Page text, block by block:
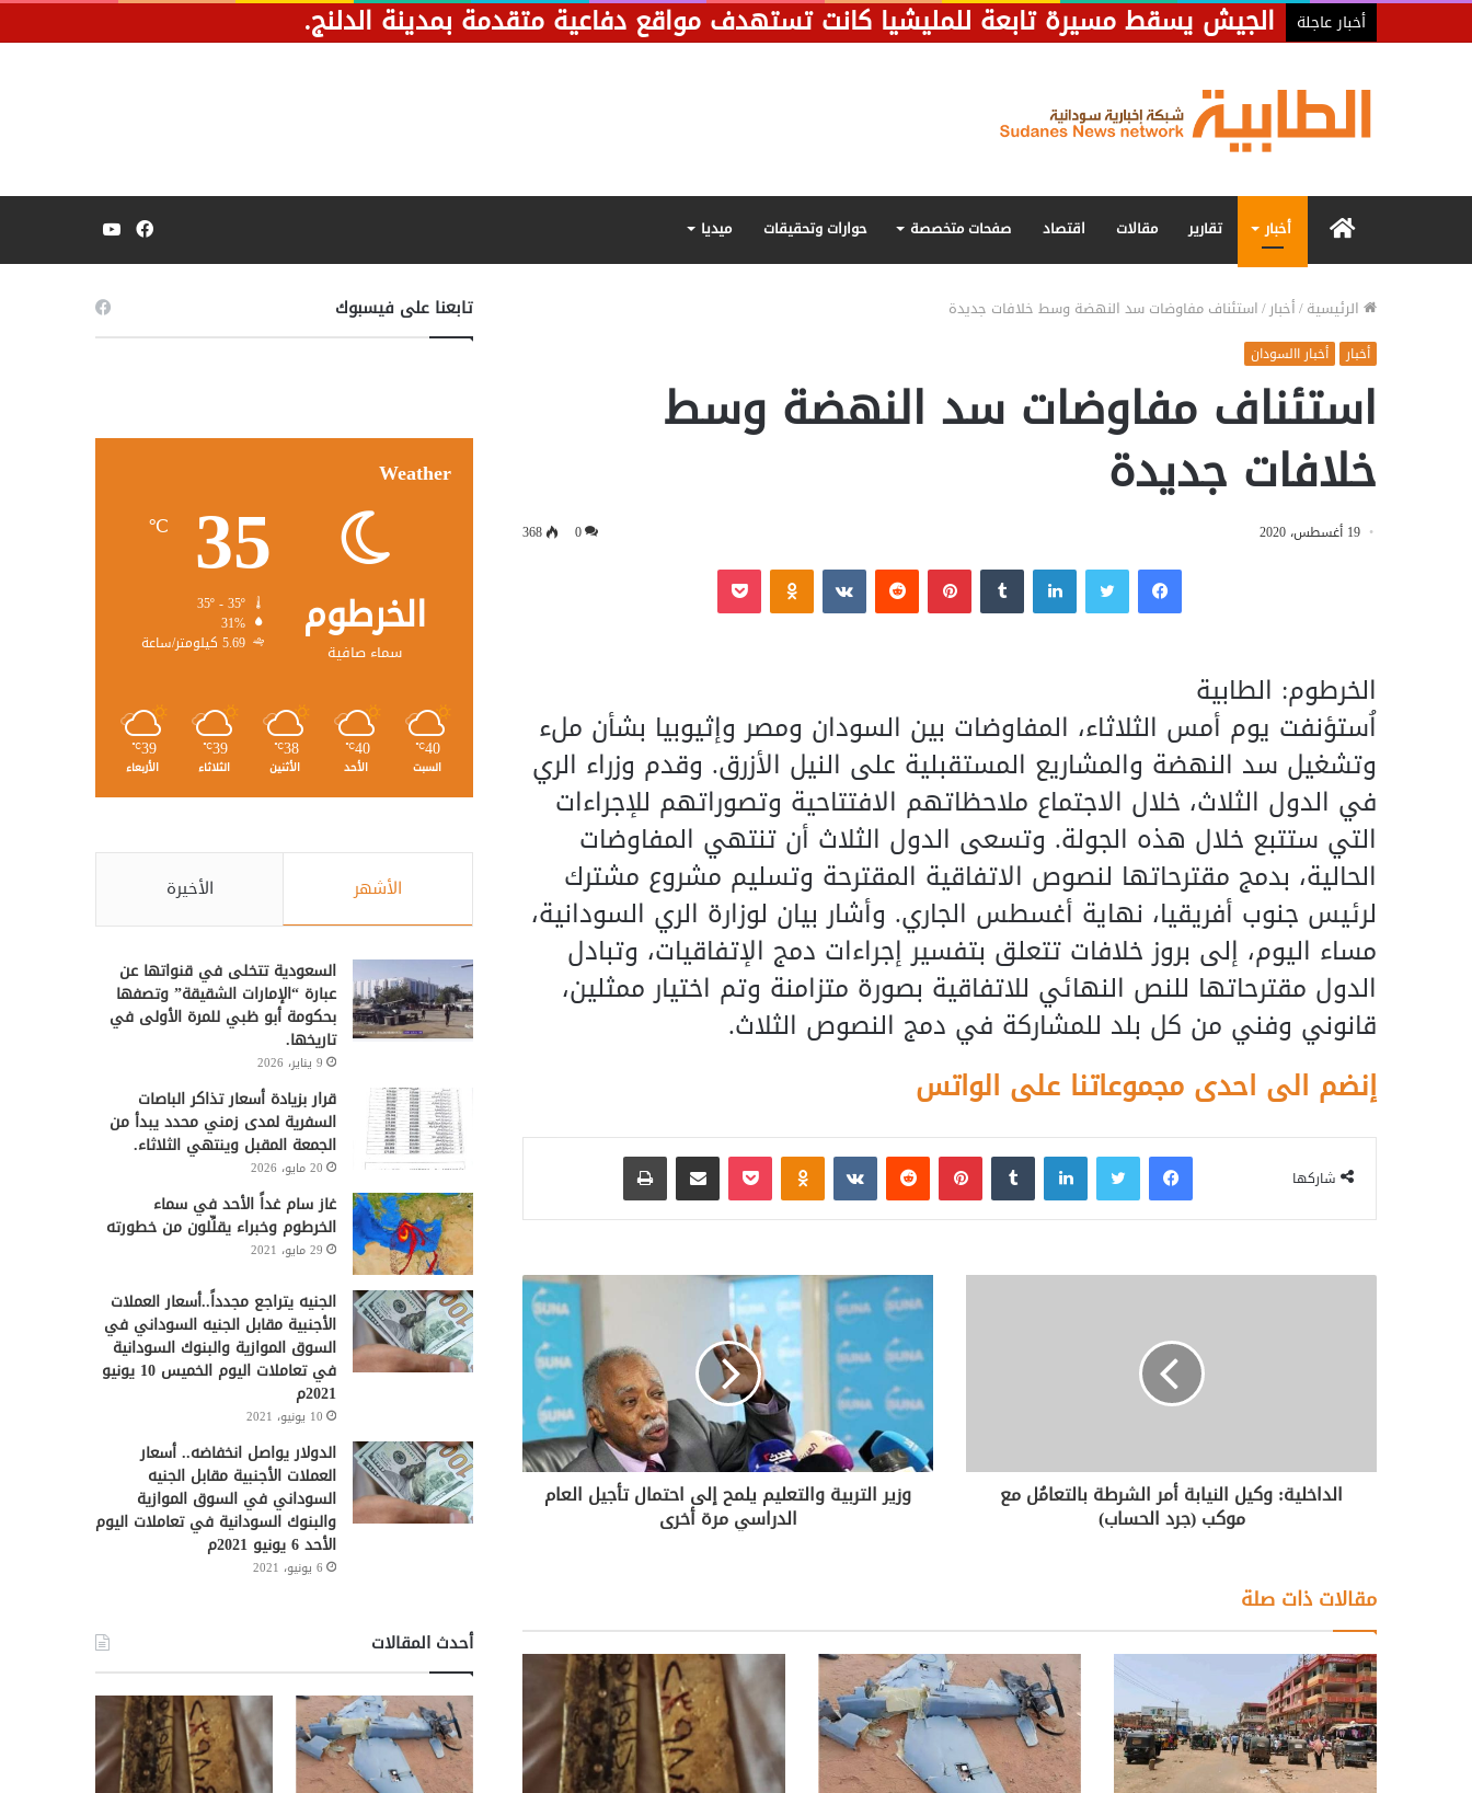
أخبار عاجلة الجيش يسقط مسيرة تابعة للمليشيا كانت تستهدف مواقع دفاعية متقدمة بمدينة الدلنج.
الرئيسيةأخبار تقارير مقالات اقتصاد صفحات متخصصة حوارات وتحقيقات ميديا فيسبوك
الرئيسية/أخبار/استئناف مفاوضات سد النهضة وسط خلافات جديدة
أخبار أخبار االسودان
استئناف مفاوضات سد النهضة وسط
خلافات جديدة
19 أغسطس، 2020 0
368
فيسبوك لينكدإن بينتيريست
الخرطوم: الطابية
اُستؤنفت يوم أمس الثلاثاء، المفاوضات بين السودان ومصر وإثيوبيا بشأن ملء
وتشغيل سد النهضة والمشاريع المستقبلية على النيل الأزرق. وقدم وزراء الري
في الدول الثلاث، خلال الاجتماع ملاحظاتهم الافتتاحية وتصوراتهم للإجراءات
التي ستتبع خلال هذه الجولة. وتسعى الدول الثلاث أن تنتهي المفاوضات
الحالية، بدمج مقترحاتها لنصوص الاتفاقية المقترحة وتسليم مشروع مشترك
لرئيس جنوب أفريقيا، نهاية أغسطس الجاري. وأشار بيان لوزارة الري السودانية،
مساء اليوم، إلى بروز خلافات تتعلق بتفسير إجراءات دمج الإتفاقيات، وتبادل
الدول مقترحاتها للنص النهائي للاتفاقية بصورة متزامنة وتم اختيار ممثلين،
قانوني وفني من كل بلد للمشاركة في دمج النصوص الثلاث.
إنضم الى احدى مجموعاتنا على الواتس
شاركها
فيسبوك لينكدإن بينتيريست بوكيت
الداخلية: وكيل النيابة أمر الشرطة بالتعامُل مع
موكب (جرد الحساب)
وزير التربية والتعليم يلمح إلى احتمال تأجيل العام
الدراسي مرة أخرى
مقالات ذات صلة
تابعنا على فيسبوك
Weather
الخرطوم
سماء صافية
35
℃
31%
5.69 كيلومتر/ساعة
40
℃
السبت
40
℃
الأحد
38
℃
الأثنين
39
℃
الثلاثاء
39
℃
الأربعاء
الأشهر الأخيرة
السعودية تتخلى في قنواتها عن
عبارة “الإمارات الشقيقة” وتصفها
بحكومة أبو ظبي للمرة الأولى في
تاريخها.
9 يناير، 2026
قرار بزيادة أسعار تذاكر الباصات
السفرية لمدى زمني محدد يبدأ من
الجمعة المقبل وينتهي الثلاثاء.
20 مايو، 2026
غاز سام غداً الأحد في سماء
الخرطوم وخبراء يقلِّلون من خطورته
29 مايو، 2021
الجنيه يتراجع مجدداً..أسعار العملات
الأجنبية مقابل الجنيه السوداني في
السوق الموازية والبنوك السودانية
في تعاملات اليوم الخميس 10 يونيو
2021م
10 يونيو، 2021
الدولار يواصل انخفاضه.. أسعار
العملات الأجنبية مقابل الجنيه
السوداني في السوق الموازية
والبنوك السودانية في تعاملات اليوم
الأحد 6 يونيو 2021م
6 يونيو، 2021
أحدث المقالات